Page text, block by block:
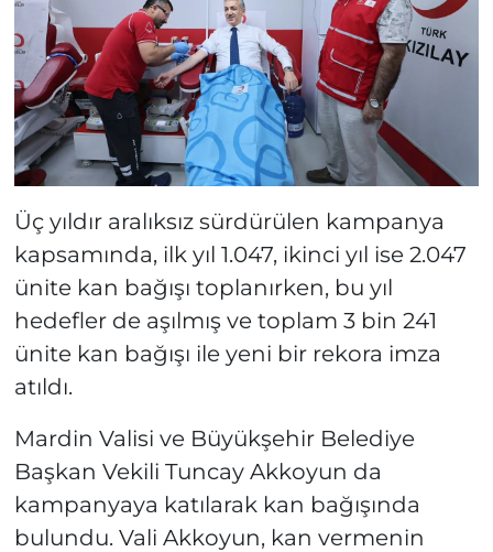
Üç yıldır aralıksız sürdürülen kampanya
kapsamında, ilk yıl 1.047, ikinci yıl ise 2.047
ünite kan bağışı toplanırken, bu yıl
hedefler de aşılmış ve toplam 3 bin 241
ünite kan bağışı ile yeni bir rekora imza
atıldı.
Mardin Valisi ve Büyükşehir Belediye
Başkan Vekili Tuncay Akkoyun da
kampanyaya katılarak kan bağışında
bulundu. Vali Akkoyun, kan vermenin